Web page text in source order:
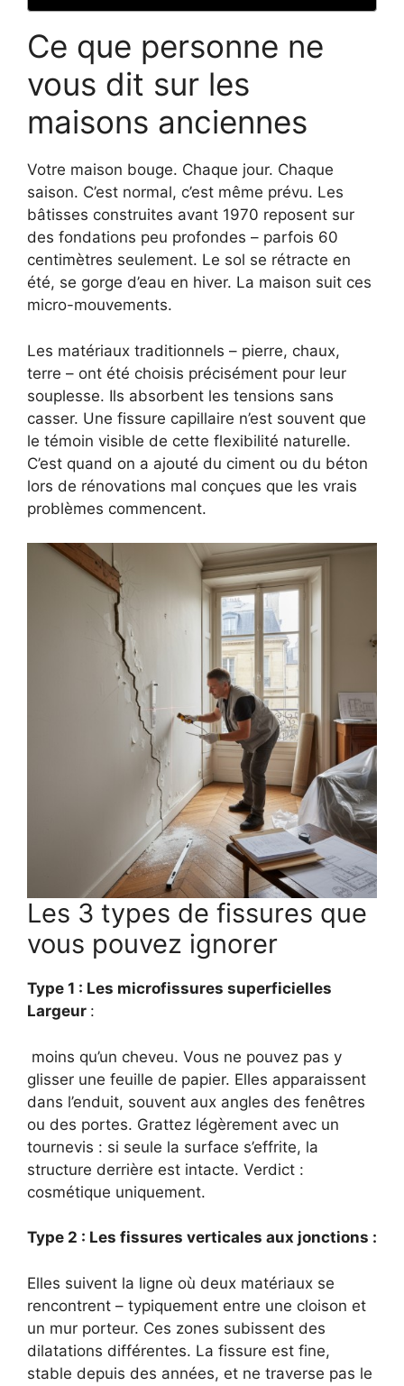
Ce que personne ne
vous dit sur les
maisons anciennes
Votre maison bouge. Chaque jour. Chaque
saison. C’est normal, c’est même prévu. Les
bâtisses construites avant 1970 reposent sur
des fondations peu profondes – parfois 60
centimètres seulement. Le sol se rétracte en
été, se gorge d’eau en hiver. La maison suit ces
micro-mouvements.
Les matériaux traditionnels – pierre, chaux,
terre – ont été choisis précisément pour leur
souplesse. Ils absorbent les tensions sans
casser. Une fissure capillaire n’est souvent que
le témoin visible de cette flexibilité naturelle.
C’est quand on a ajouté du ciment ou du béton
lors de rénovations mal conçues que les vrais
problèmes commencent.
Les 3 types de fissures que
vous pouvez ignorer
Type 1 : Les microfissures superficielles
Largeur :
moins qu’un cheveu. Vous ne pouvez pas y
glisser une feuille de papier. Elles apparaissent
dans l’enduit, souvent aux angles des fenêtres
ou des portes. Grattez légèrement avec un
tournevis : si seule la surface s’effrite, la
structure derrière est intacte. Verdict :
cosmétique uniquement.
Type 2 : Les fissures verticales aux jonctions :
Elles suivent la ligne où deux matériaux se
rencontrent – typiquement entre une cloison et
un mur porteur. Ces zones subissent des
dilatations différentes. La fissure est fine,
stable depuis des années, et ne traverse pas le